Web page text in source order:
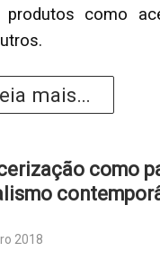
produtos como
mais...
como
2018